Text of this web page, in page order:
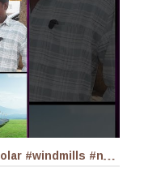
పొలం ఇవ్వడానికి సిద్ధం..? - ఎద్దులదొడ్డి రైతు #solar #windmills #naralokesh #solarenergy